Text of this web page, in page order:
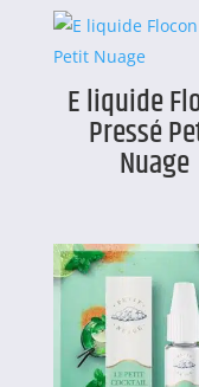
E liquide
Pressé
Nuage